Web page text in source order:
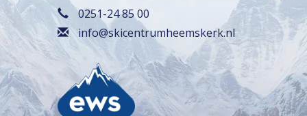
0251-24 85 00
info@skicentrumheemskerk.nl